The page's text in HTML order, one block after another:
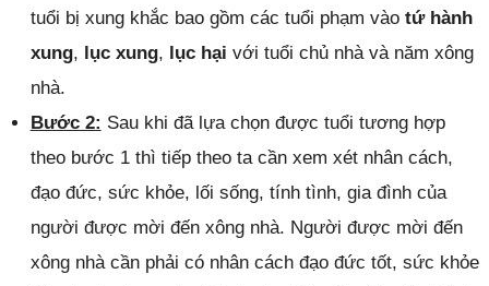
tuổi bị xung khắc bao gồm các tuổi phạm vào tứ hành
xung, lục xung, lục hại với tuổi chủ nhà và năm xông
nhà.
Bước 2: Sau khi đã lựa chọn được tuổi tương hợp
theo bước 1 thì tiếp theo ta cần xem xét nhân cách,
đạo đức, sức khỏe, lối sống, tính tình, gia đình của
người được mời đến xông nhà. Người được mời đến
xông nhà cần phải có nhân cách đạo đức tốt, sức khỏe